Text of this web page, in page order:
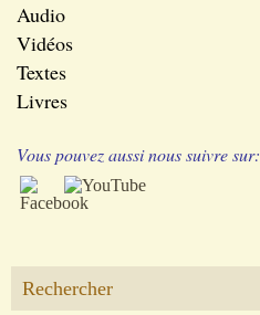
Audio
Vidéos
Textes
Livres
Vous pouvez aussi nous suivre sur:
Rechercher